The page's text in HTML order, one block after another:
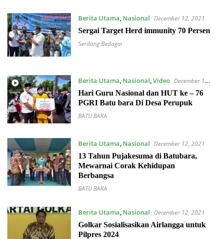
Berita Utama, Nasional December 12, 2021
Sergai Target Herd immunity 70 Persen
Serdang Bedagai
Berita Utama, Nasional,Video December 12,
2021
Hari Guru Nasional dan HUT ke – 76
PGRI Batu bara Di Desa Perupuk
BATU BARA
Berita Utama, Nasional December 12, 2021
13 Tahun Pujakesuma di Batubara,
Mewarnai Corak Kehidupan
Berbangsa
BATU BARA
Berita Utama, Nasional December 12, 2021
Golkar Sosialisasikan Airlangga untuk
Pilpres 2024